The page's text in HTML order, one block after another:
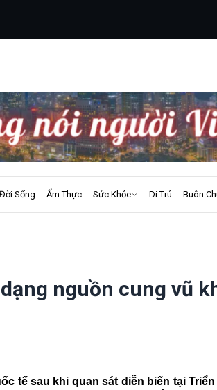
Đời Sống Ẩm Thực Sức Khỏe Di Trú Buôn
nguồn cung vũ
tế sau khi quan sát diễn biến tại Triển